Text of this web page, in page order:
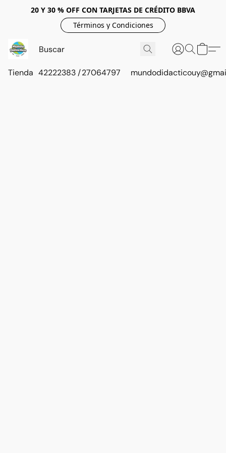
20 Y 30 % OFF CON TARJETAS DE CRÉDITO BBVA
Términos y Condiciones
Tienda 42222383 / 27064797